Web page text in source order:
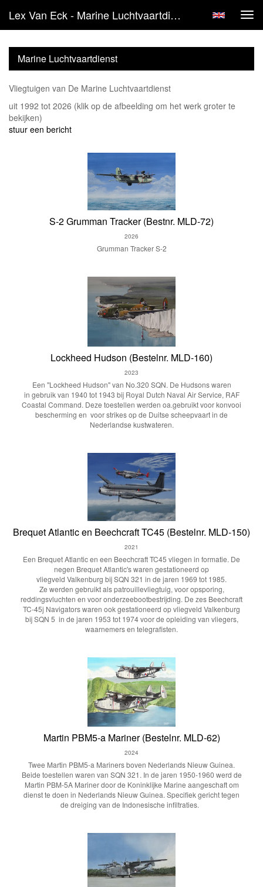
Lex Van Eck - Marine Luchtvaartdienst
Marine Luchtvaartdienst
Vliegtuigen van De Marine Luchtvaartdienst
uit 1992 tot 2026 (klik op de afbeelding om het werk groter te
bekijken)
stuur een bericht
S-2 Grumman Tracker (Bestnr. MLD-72)
2026
Grumman Tracker S-2
Lockheed Hudson (Bestelnr. MLD-160)
2023
Een "Lockheed Hudson" van No.320 SQN. De Hudsons waren
in gebruik van 1940 tot 1943 bij Royal Dutch Naval Air Service, RAF
Coastal Command. Deze toestellen werden oa.gebruikt voor konvooi
bescherming en voor strikes op de Duitse scheepvaart in de
Nederlandse kustwateren.
Brequet Atlantic en Beechcraft TC45 (Bestelnr. MLD-150)
2021
Een Brequet Atlantic en een Beechcraft TC45 vliegen in formatie. De
negen Brequet Atlantic's waren gestationeerd op
vliegveld Valkenburg bij SQN 321 in de jaren 1969 tot 1985.
Ze werden gebruikt als patrouillevliegtuig, voor opsporing,
reddingsvluchten en voor onderzeebootbestrijding. De zes Beechcraft
TC-45j Navigators waren ook gestationeerd op vliegveld Valkenburg
bij SQN 5 in de jaren 1953 tot 1974 voor de opleiding van vliegers,
waarnemers en telegrafisten.
Martin PBM5-a Mariner (Bestelnr. MLD-62)
2024
Twee Martin PBM5-a Mariners boven Nederlands Nieuw Guinea.
Beide toestellen waren van SQN 321. In de jaren 1950-1960 werd de
Martin PBM-5A Mariner door de Koninklijke Marine aangeschaft om
dienst te doen in Nederlands Nieuw Guinea. Specifiek gericht tegen
de dreiging van de Indonesische infiltraties.